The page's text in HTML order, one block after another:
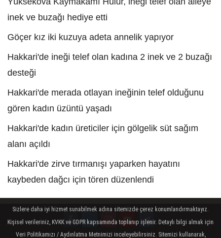
inek ve buzağı hediye etti
Göçer kız iki kuzuya adeta annelik yapıyor
Hakkari'de ineği telef olan kadına 2 inek ve 2 buzağı
desteği
Hakkari'de merada otlayan ineğinin telef olduğunu
gören kadın üzüntü yaşadı
Hakkari'de kadın üreticiler için gölgelik süt sağım
alanı açıldı
Hakkari'de zirve tırmanışı yaparken hayatını
kaybeden dağcı için tören düzenlendi
Sizlere daha iyi hizmet sunabilmek adına sitemizde çerez konumlandırmaktayız.
Kişisel verileriniz, KVKK ve GDPR kapsamında toplanıp işlenir. Detaylı bilgi almak için
Veri Politikamızı / Aydınlatma Metnimizi inceleyebilirsiniz. Sitemizi kullanarak,